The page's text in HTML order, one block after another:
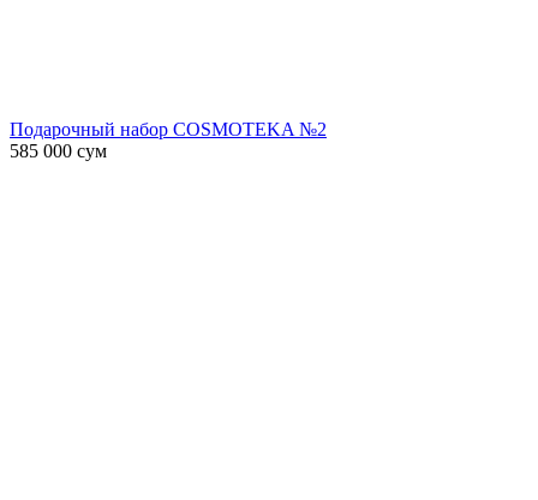
Подарочный набор COSMOTEKA №2
585 000 сум